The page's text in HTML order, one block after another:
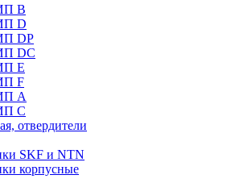
B
D
DP
DС
E
F
А
С
отвердители
SKF и NTN
корпусные